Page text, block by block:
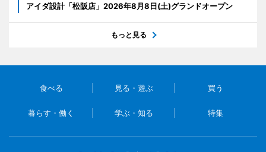
アイダ設計「松阪店」2026年8月8日(土)グランドオープン
もっと見る
食べる 見る・遊ぶ 買う
暮らす・働く 学ぶ・知る 特集